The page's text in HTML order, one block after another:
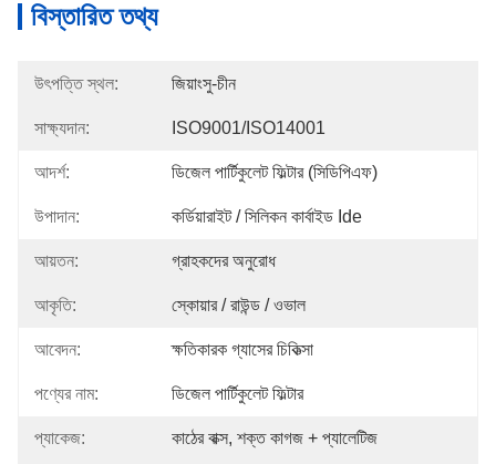
বিস্তারিত তথ্য
উৎপত্তি স্থল: জিয়াংসু-চীন
সাক্ষ্যদান: ISO9001/ISO14001
আদর্শ: ডিজেল পার্টিকুলেট ফিল্টার (সিডিপিএফ)
উপাদান: কর্ডিয়ারাইট / সিলিকন কার্বাইড Ide
আয়তন: গ্রাহকদের অনুরোধ
আকৃতি: স্কোয়ার / রাউন্ড / ওভাল
আবেদন: ক্ষতিকারক গ্যাসের চিকিত্সা
পণ্যের নাম: ডিজেল পার্টিকুলেট ফিল্টার
প্যাকেজ: কাঠের বাক্স, শক্ত কাগজ + প্যালেটিজ